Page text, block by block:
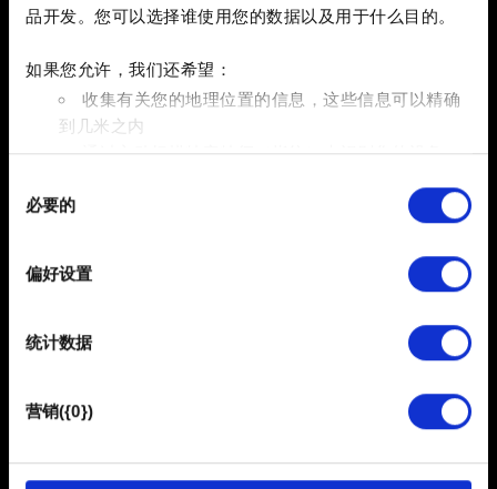
品开发。您可以选择谁使用您的数据以及用于什么目的。
如果您允许，我们还希望：
收集有关您的地理位置的信息，这些信息可以精确
到几米之内
通过主动扫描特定特征（指纹）来识别您的设备
查找有关您的个人数据如何处理的更多信息，
并设置您的首选项。您可随时从Cookie声明中更改或撤回
部分需要使用 Cookies 的是为了让网站功能可用，而另一
馈，以便网站将更好地服务于您。例如帮助我们在社交媒
也可能与我们的合作伙伴分享我们的 Cookie 片段。但是，
使用所有这些非强制性的 Cookie 都需要提前获取您的许
必要的
偏好设置
统计数据
营销({0})
需要帮助？
登录您的 GOG.COM 账户并联系我们！